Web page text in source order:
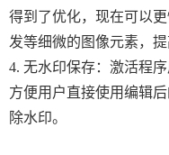
得到了优化，现在可以
发等细微的图像元素，
4. 无水印保存：激活程
方便用户直接使用编辑
除水印。